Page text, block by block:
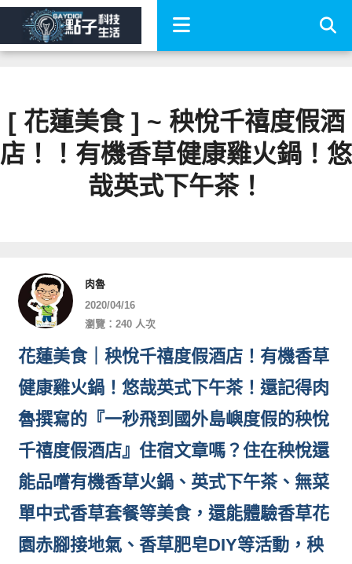
[ 花蓮美食 ] ~ 秧悅千禧度假酒
店！！有機香草健康雞火鍋！悠
哉英式下午茶！
肉魯
2020/04/16
瀏覽：240 人次
花蓮美食｜秧悅千禧度假酒店！有機香草
健康雞火鍋！悠哉英式下午茶！ 還記得肉
魯撰寫的『一秒飛到國外島嶼度假的秧悅
千禧度假酒店』住宿文章嗎？住在秧悅還
能品嚐有機香草火鍋、英式下午茶、無菜
單中式香草套餐等美食，還能體驗香草花
園赤腳接地氣、香草肥皂DIY等活動，秧